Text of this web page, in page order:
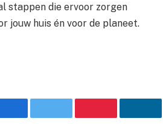
stappen die ervoor zorgen
jouw huis én voor de planeet.
FacebookTwitter Pinterest